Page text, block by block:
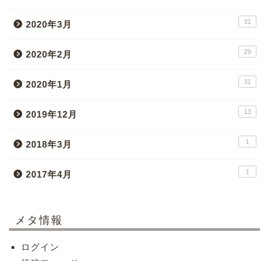
2020年3月 31
2020年2月 29
2020年1月 31
2019年12月 13
2018年3月 1
2017年4月 1
メタ情報
ログイン